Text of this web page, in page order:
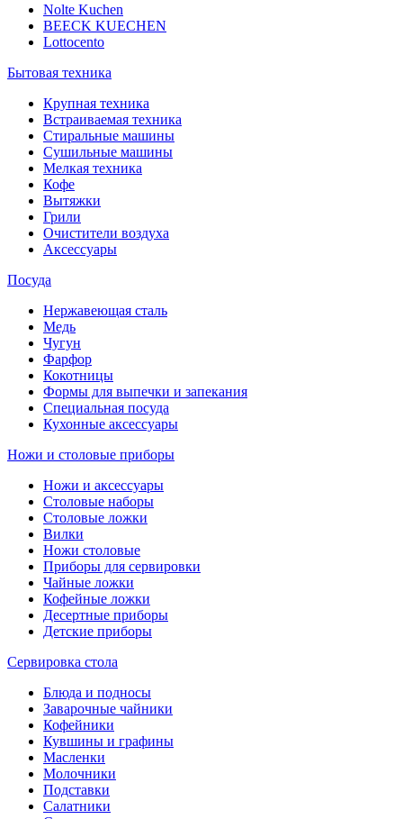
Nolte Kuchen
BEECK KUECHEN
Lottocento
Бытовая техника
Крупная техника
Встраиваемая техника
Стиральные машины
Сушильные машины
Мелкая техника
Кофе
Вытяжки
Грили
Очистители воздуха
Аксессуары
Посуда
Нержавеющая сталь
Медь
Чугун
Фарфор
Кокотницы
Формы для выпечки и запекания
Специальная посуда
Кухонные аксессуары
Ножи и столовые приборы
Ножи и аксессуары
Столовые наборы
Столовые ложки
Вилки
Ножи столовые
Приборы для сервировки
Чайные ложки
Кофейные ложки
Десертные приборы
Детские приборы
Сервировка стола
Блюда и подносы
Заварочные чайники
Кофейники
Кувшины и графины
Масленки
Молочники
Подставки
Салатники